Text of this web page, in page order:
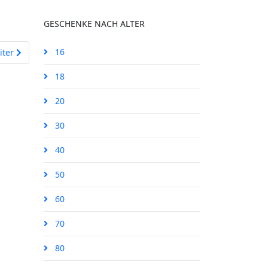
Beitrag: Das Schraubenmännchen im Polizeistil
GESCHENKE NACH ALTER
16
18
20
30
40
50
60
70
80